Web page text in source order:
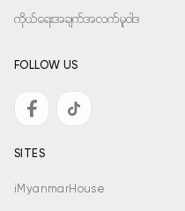
ကိုယ်ရေးအချက်အလက်မူဝါဒ
FOLLOW US
SITES
iMyanmarHouse